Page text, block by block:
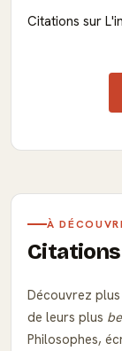
Citations sur
À
Découvrez
de leurs plus
Philosophes,